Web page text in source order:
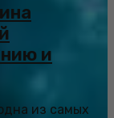
и
из самых